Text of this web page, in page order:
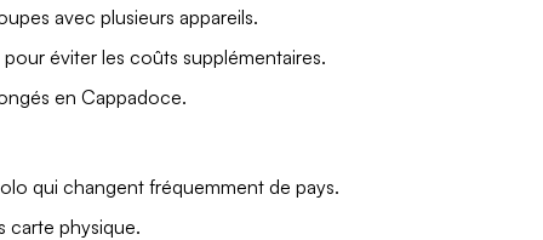
avec plusieurs appareils.
éviter les coûts supplémentaires.
en Cappadoce.
qui changent fréquemment de pays.
carte physique.